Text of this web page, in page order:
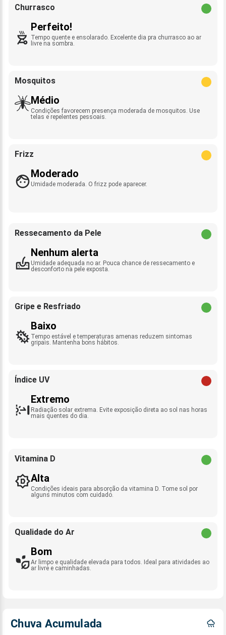
Churrasco
Perfeito!
Tempo quente e ensolarado. Excelente dia pra churrasco ao ar
livre na sombra.
Mosquitos
Médio
Condições favorecem presença moderada de mosquitos. Use
telas e repelentes pessoais.
Frizz
Moderado
Umidade moderada. O frizz pode aparecer.
Ressecamento da Pele
Nenhum alerta
Umidade adequada no ar. Pouca chance de ressecamento e
desconforto na pele exposta.
Gripe e Resfriado
Baixo
Tempo estável e temperaturas amenas reduzem sintomas
gripais. Mantenha bons hábitos.
Índice UV
Extremo
Radiação solar extrema. Evite exposição direta ao sol nas horas
mais quentes do dia.
Vitamina D
Alta
Condições ideais para absorção da vitamina D. Tome sol por
alguns minutos com cuidado.
Qualidade do Ar
Bom
Ar limpo e qualidade elevada para todos. Ideal para atividades ao
ar livre e caminhadas.
Chuva Acumulada